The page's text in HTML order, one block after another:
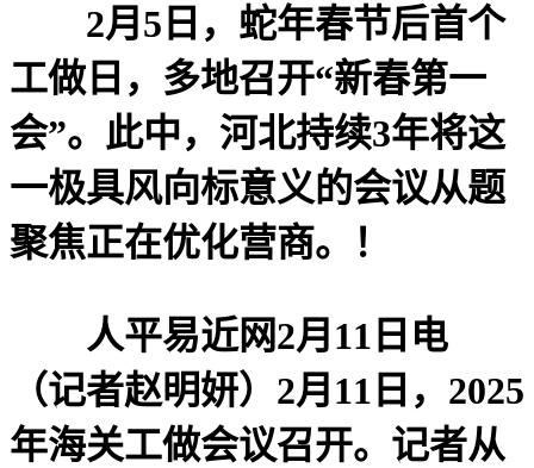
2月5日，蛇年春节后首个
工做日，多地召开“新春第一
会”。此中，河北持续3年将这
一极具风向标意义的会议从题
聚焦正在优化营商。！
人平易近网2月11日电
（记者赵明妍）2月11日，2025
年海关工做会议召开。记者从